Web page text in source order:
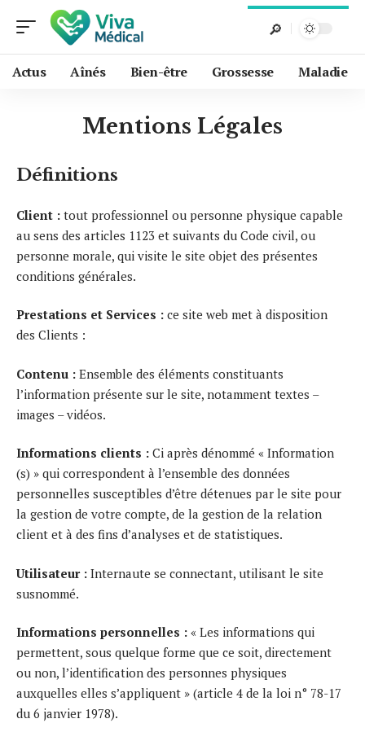
Actus Aînés Bien-être Grossesse Maladie
Mentions Légales
Définitions
Client : tout professionnel ou personne physique capable
au sens des articles 1123 et suivants du Code civil, ou
personne morale, qui visite le site objet des présentes
conditions générales.
Prestations et Services : ce site web met à disposition
des Clients :
Contenu : Ensemble des éléments constituants
l’information présente sur le site, notamment textes –
images – vidéos.
Informations clients : Ci après dénommé « Information
(s) » qui correspondent à l’ensemble des données
personnelles susceptibles d’être détenues par le site pour
la gestion de votre compte, de la gestion de la relation
client et à des fins d’analyses et de statistiques.
Utilisateur : Internaute se connectant, utilisant le site
susnommé.
Informations personnelles : « Les informations qui
permettent, sous quelque forme que ce soit, directement
ou non, l’identification des personnes physiques
auxquelles elles s’appliquent » (article 4 de la loi n° 78-17
du 6 janvier 1978).